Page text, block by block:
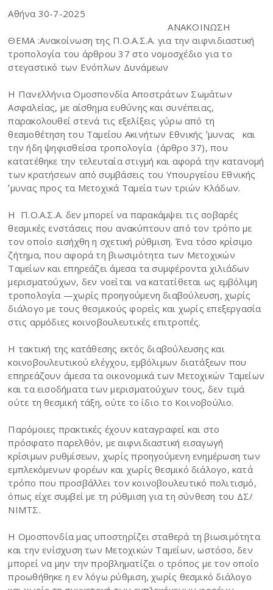
Αθήνα 30-7-2025
ΑΝΑΚΟΙΝΩΣΗ
ΘΕΜΑ :Ανακοίνωση της Π.Ο.Α.Σ.Α. για την αιφνιδιαστική
τροπολογία του άρθρου 37 στο νομοσχέδιο για το
στεγαστικό των Ενόπλων Δυνάμεων
Η Πανελλήνια Ομοσπονδία Αποστράτων Σωμάτων
Ασφαλείας, με αίσθημα ευθύνης και συνέπειας,
παρακολουθεί στενά τις εξελίξεις γύρω από τη
θεσμοθέτηση του Ταμείου Ακινήτων Εθνικής ʼμυνας και
την ήδη ψηφισθείσα τροπολογία (άρθρο 37), που
κατατέθηκε την τελευταία στιγμή και αφορά την κατανομή
των κρατήσεων από συμβάσεις του Υπουργείου Εθνικής
ʼμυνας προς τα Μετοχικά Ταμεία των τριών Κλάδων.
Η Π.Ο.Α.Σ.Α. δεν μπορεί να παρακάμψει τις σοβαρές
θεσμικές ενστάσεις που ανακύπτουν από τον τρόπο με
τον οποίο εισήχθη η σχετική ρύθμιση. Ένα τόσο κρίσιμο
ζήτημα, που αφορά τη βιωσιμότητα των Μετοχικών
Ταμείων και επηρεάζει άμεσα τα συμφέροντα χιλιάδων
μερισματούχων, δεν νοείται να κατατίθεται ως εμβόλιμη
τροπολογία —χωρίς προηγούμενη διαβούλευση, χωρίς
διάλογο με τους θεσμικούς φορείς και χωρίς επεξεργασία
στις αρμόδιες κοινοβουλευτικές επιτροπές.
Η τακτική της κατάθεσης εκτός διαβούλευσης και
κοινοβουλευτικού ελέγχου, εμβόλιμων διατάξεων που
επηρεάζουν άμεσα τα οικονομικά των Μετοχικών Ταμείων
και τα εισοδήματα των μερισματούχων τους, δεν τιμά
ούτε τη θεσμική τάξη, ούτε το ίδιο το Κοινοβούλιο.
Παρόμοιες πρακτικές έχουν καταγραφεί και στο
πρόσφατο παρελθόν, με αιφνιδιαστική εισαγωγή
κρίσιμων ρυθμίσεων, χωρίς προηγούμενη ενημέρωση των
εμπλεκόμενων φορέων και χωρίς θεσμικό διάλογο, κατά
τρόπο που προσβάλλει τον κοινοβουλευτικό πολιτισμό,
όπως είχε συμβεί με τη ρύθμιση για τη σύνθεση του ΔΣ/
ΝΙΜΤΣ.
Η Ομοσπονδία μας υποστηρίζει σταθερά τη βιωσιμότητα
και την ενίσχυση των Μετοχικών Ταμείων, ωστόσο, δεν
μπορεί να μην την προβληματίζει ο τρόπος με τον οποίο
προωθήθηκε η εν λόγω ρύθμιση, χωρίς θεσμικό διάλογο